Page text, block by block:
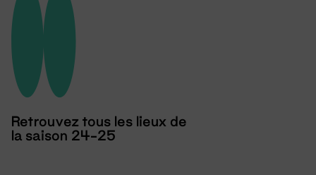
Retrouvez tous les lieux de
la saison 24-25